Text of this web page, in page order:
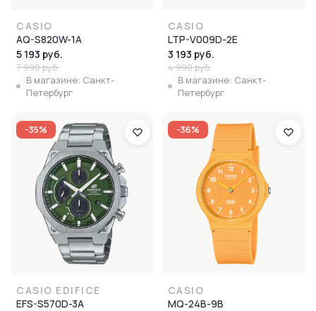
CASIO
AQ-S820W-1A
5 193 руб.
7 990 руб.
В магазине: Санкт-
Петербург
CASIO
LTP-V009D-2E
3 193 руб.
4 990 руб.
В магазине: Санкт-
Петербург
-35%
CASIO EDIFICE
EFS-S570D-3A
-36%
CASIO
MQ-24B-9B